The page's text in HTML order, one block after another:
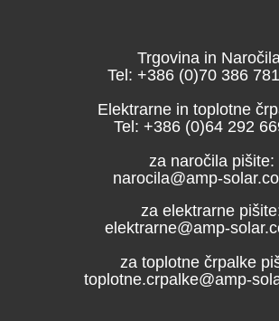
Trgovina in Naročila
Tel: +386 (0)70 386
Elektrarne in toplotne
Tel: +386 (0)64 292
za naročila pišite:
narocila@amp-
za elektrarne
elektrarne@amp-
za toplotne črpalke
toplotne.crpalke@amp-